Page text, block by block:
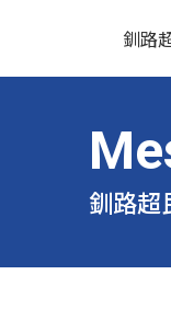
釧路
釧路超